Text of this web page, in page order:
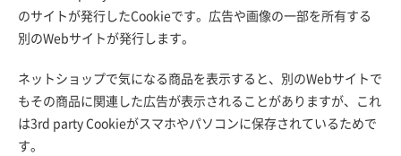
のサイトが発行したCookieです。広告や画像の一部を所有する
別のWebサイトが発行します。
ネットショップで気になる商品を表示すると、別のWebサイトで
もその商品に関連した広告が表示されることがありますが、これ
は3rd party Cookieがスマホやパソコンに保存されているためで
す。